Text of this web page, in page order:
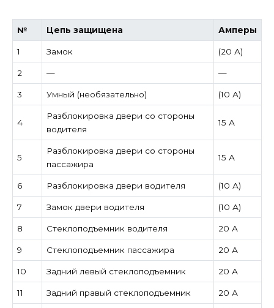
№ Цепь защищена Амперы
1 Замок (20 А)
2 — —
3 Умный (необязательно) (10 А)
4
Разблокировка двери со стороны
водителя
15 А
5
Разблокировка двери со стороны
пассажира
15 А
6 Разблокировка двери водителя (10 А)
7 Замок двери водителя (10 А)
8 Стеклоподъемник водителя 20 А
9 Стеклоподъемник пассажира 20 А
10 Задний левый стеклоподъемник 20 А
11 Задний правый стеклоподъемник 20 А